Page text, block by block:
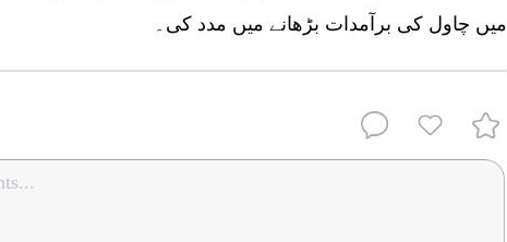
میں چاول کی برآمدات بڑھانے میں مدد کی۔